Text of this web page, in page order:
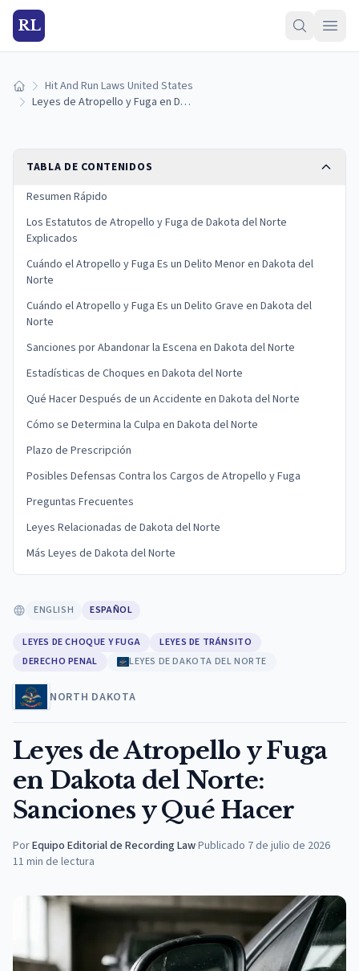
RL
Inicio Hit And Run Laws United States
Leyes de Atropello y Fuga en Dakota del Norte: Sanciones y Qué Hacer
TABLA DE CONTENIDOS
Resumen Rápido
Los Estatutos de Atropello y Fuga de Dakota del Norte
Explicados
Cuándo el Atropello y Fuga Es un Delito Menor en Dakota del
Norte
Cuándo el Atropello y Fuga Es un Delito Grave en Dakota del
Norte
Sanciones por Abandonar la Escena en Dakota del Norte
Estadísticas de Choques en Dakota del Norte
Qué Hacer Después de un Accidente en Dakota del Norte
Cómo se Determina la Culpa en Dakota del Norte
Plazo de Prescripción
Posibles Defensas Contra los Cargos de Atropello y Fuga
Preguntas Frecuentes
Leyes Relacionadas de Dakota del Norte
Más Leyes de Dakota del Norte
ENGLISH ESPAÑOL
LEYES DE CHOQUE Y FUGA
LEYES DE TRÁNSITO
DERECHO PENAL
LEYES DE DAKOTA DEL NORTE
NORTH DAKOTA
Leyes de Atropello y Fuga
en Dakota del Norte:
Sanciones y Qué Hacer
PorEquipo Editorial de Recording Law·Publicado 7 de julio de 2026
11 min de lectura